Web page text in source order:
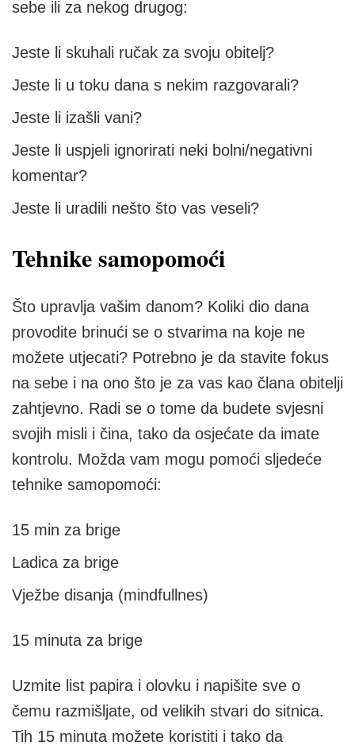
sebe ili za nekog drugog:
Jeste li skuhali ručak za svoju obitelj?
Jeste li u toku dana s nekim razgovarali?
Jeste li izašli vani?
Jeste li uspjeli ignorirati neki bolni/negativni
komentar?
Jeste li uradili nešto što vas veseli?
Tehnike samopomoći
Što upravlja vašim danom? Koliki dio dana
provodite brinući se o stvarima na koje ne
možete utjecati? Potrebno je da stavite fokus
na sebe i na ono što je za vas kao člana obitelji
zahtjevno. Radi se o tome da budete svjesni
svojih misli i čina, tako da osjećate da imate
kontrolu. Možda vam mogu pomoći sljedeće
tehnike samopomoći:
15 min za brige
Ladica za brige
Vježbe disanja (mindfullnes)
15 minuta za brige
Uzmite list papira i olovku i napišite sve o
čemu razmišljate, od velikih stvari do sitnica.
Tih 15 minuta možete koristiti i tako da